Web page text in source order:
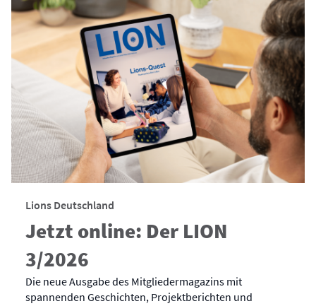
Lions Deutschland
Jetzt online: Der LION
3/2026
Die neue Ausgabe des Mitgliedermagazins mit
spannenden Geschichten, Projektberichten und